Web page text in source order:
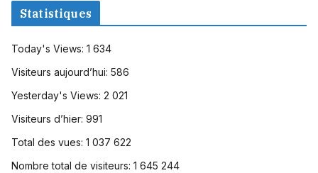
Statistiques
Today's Views: 1 634
Visiteurs aujourd’hui: 586
Yesterday's Views: 2 021
Visiteurs d’hier: 991
Total des vues: 1 037 622
Nombre total de visiteurs: 1 645 244